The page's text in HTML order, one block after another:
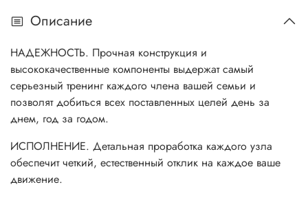
Описание
НАДЕЖНОСТЬ. Прочная конструкция и
высококачественные компоненты выдержат самый
серьезный тренинг каждого члена вашей семьи и
позволят добиться всех поставленных целей день за
днем, год за годом.
ИСПОЛНЕНИЕ. Детальная проработка каждого узла
обеспечит четкий, естественный отклик на каждое ваше
движение.